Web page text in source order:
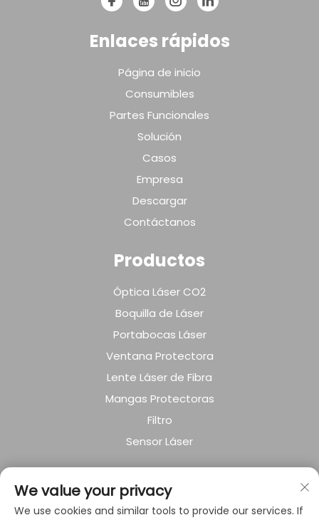
Enlaces rápidos
Página de inicio
Consumibles
Partes Funcionales
Solución
Casos
Empresa
Descargar
Contáctanos
Productos
Óptica Láser CO2
Boquilla de Láser
Portabocas Láser
Ventana Protectora
Lente Láser de Fibra
Mangas Protectoras
Filtro
Sensor Láser
SOBRE LA EMPRESA
Política de privacidad
We value your privacy
We use cookies and similar tools to provide our services. If